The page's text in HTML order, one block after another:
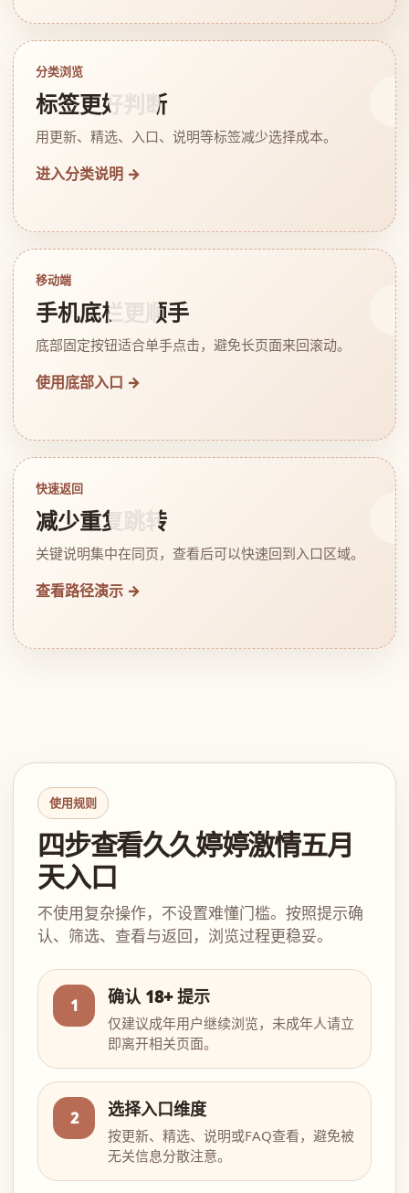
分类浏览
标签更好判断
用更新、精选、入口、说明等标签减少选择成本。
进入分类说明 →
移动端
手机底栏更顺手
底部固定按钮适合单手点击，避免长页面来回滚动。
使用底部入口 →
快速返回
减少重复跳转
关键说明集中在同页，查看后可以快速回到入口区域。
查看路径演示 →
使用规则
四步查看久久婷婷激情五月
天入口
不使用复杂操作，不设置难懂门槛。按照提示确
认、筛选、查看与返回，浏览过程更稳妥。
1 确认 18+ 提示
仅建议成年用户继续浏览，未成年人请立
即离开相关页面。
2 选择入口维度
按更新、精选、说明或FAQ查看，避免被
无关信息分散注意。